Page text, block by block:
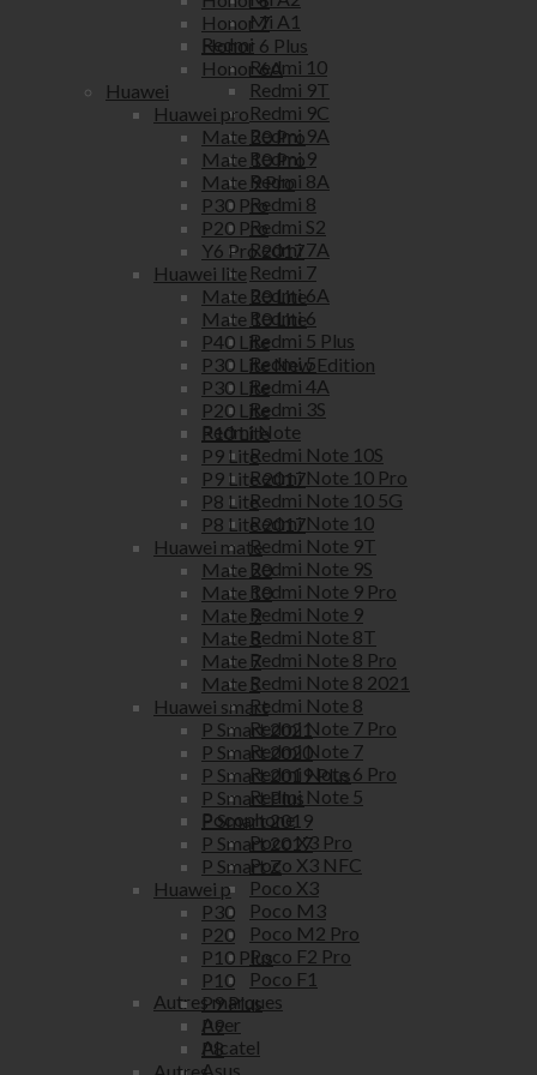
Mi A1
Redmi
Redmi 10
Redmi 9T
Redmi 9C
Redmi 9A
Redmi 9
Redmi 8A
Redmi 8
Redmi S2
Redmi 7A
Redmi 7
Redmi 6A
Redmi 6
Redmi 5 Plus
Redmi 5
Redmi 4A
Redmi 3S
Redmi Note
Redmi Note 10S
Redmi Note 10 Pro
Redmi Note 10 5G
Redmi Note 10
Redmi Note 9T
Redmi Note 9S
Redmi Note 9 Pro
Redmi Note 9
Redmi Note 8T
Redmi Note 8 Pro
Redmi Note 8 2021
Redmi Note 8
Redmi Note 7 Pro
Redmi Note 7
Redmi Note 6 Pro
Redmi Note 5
Pocophone
Poco X3 Pro
Poco X3 NFC
Poco X3
Poco M3
Poco M2 Pro
Poco F2 Pro
Poco F1
Autres marques
Acer
Alcatel
Asus
Honor 7
Honor 6 Plus
Honor 6A
Huawei
Huawei pro
Mate 20 Pro
Mate 10 Pro
Mate 9 Pro
P30 Pro
P20 Pro
Y6 Pro 2017
Huawei lite
Mate 20 Lite
Mate 10 Lite
P40 Lite
P30 Lite New Edition
P30 Lite
P20 Lite
P10 Lite
P9 Lite
P9 Lite 2017
P8 Lite
P8 Lite 2017
Huawei mate
Mate 20
Mate 10
Mate 9
Mate 8
Mate 7
Mate S
Huawei smart
P Smart 2021
P Smart 2020
P Smart 2019 Plus
P Smart Plus
P Smart 2019
P Smart 2017
P Smart Z
Huawei p
P30
P20
P10 Plus
P10
P9 Plus
P9
P8